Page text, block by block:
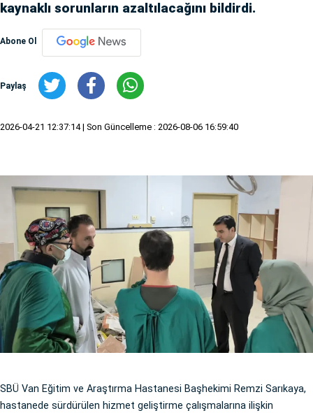
kaynaklı sorunların azaltılacağını bildirdi.
Abone Ol
Paylaş
2026-04-21 12:37:14 | Son Güncelleme : 2026-08-06 16:59:40
SBÜ Van Eğitim ve Araştırma Hastanesi Başhekimi Remzi Sarıkaya,
hastanede sürdürülen hizmet geliştirme çalışmalarına ilişkin